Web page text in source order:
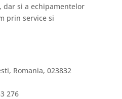
dar si a echipamentelor
prin service si
Romania, 023832
276